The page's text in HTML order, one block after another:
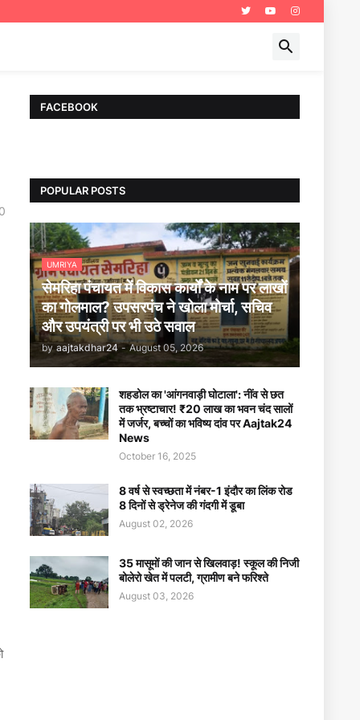
FACEBOOK
POPULAR POSTS
UMRIYA
सेमरिहा पंचायत में विकास कार्यों के नाम पर लाखों
का गोलमाल? उपसरपंच ने खोला मोर्चा, सचिव
और उपयंत्री पर भी उठे सवाल
by aajtakdhar24 - August 05, 2026
शहडोल का 'आंगनवाड़ी घोटाला': नींव से छत
तक भ्रष्टाचार! ₹20 लाख का भवन चंद सालों
में जर्जर, बच्चों का भविष्य दांव पर Aajtak24
News
October 16, 2025
8 वर्ष से स्वच्छता में नंबर-1 इंदौर का लिंक रोड
8 दिनों से ड्रेनेज की गंदगी में डूबा
August 02, 2026
35 मासूमों की जान से खिलवाड़! स्कूल की निजी
बोलेरो खेत में पलटी, ग्रामीण बने फरिश्ते
August 03, 2026